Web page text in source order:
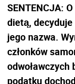
SENTENCJA:
dietą,
jego nazwa.
członków
odwoławczych
podatku